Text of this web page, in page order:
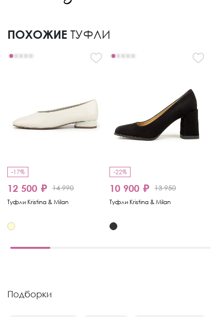
ПОХОЖИЕ ТУФЛИ
-17%
12 500 ₽ 14 990
Туфли Kristina & Milan
-22%
10 900 ₽ 13 950
Туфли Kristina & Milan
Подборки